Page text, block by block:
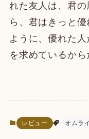
れた友人は、君
ら、君はきっと
ように、優れた
を求めているから
レビュー オムラ